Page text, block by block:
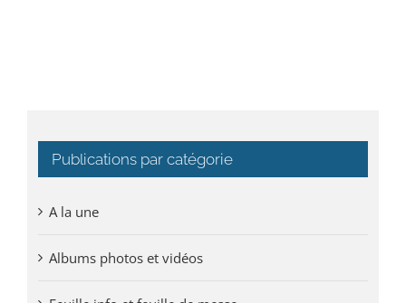
Publications par catégorie
A la une
Albums photos et vidéos